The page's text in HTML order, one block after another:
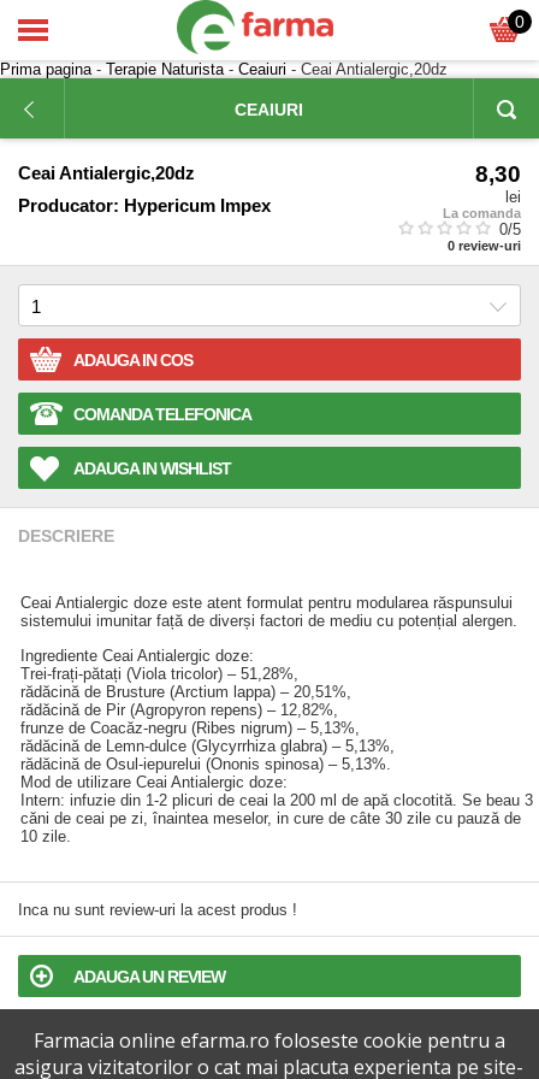
0
Prima pagina- Terapie Naturista- Ceaiuri - Ceai Antialergic,20dz
CEAIURI
Ceai Antialergic,20dz
Producator: Hypericum Impex
8,30
lei
La comanda
0/5
0 review-uri
ADAUGA IN COS
COMANDA TELEFONICA
ADAUGA IN WISHLIST
DESCRIERE
Ceai Antialergic doze este atent formulat pentru modularea răspunsului
sistemului imunitar față de diverși factori de mediu cu potențial alergen.
Ingrediente Ceai Antialergic doze:
Trei-frați-pătați (Viola tricolor) – 51,28%,
rădăcină de Brusture (Arctium lappa) – 20,51%,
rădăcină de Pir (Agropyron repens) – 12,82%,
frunze de Coacăz-negru (Ribes nigrum) – 5,13%,
rădăcină de Lemn-dulce (Glycyrrhiza glabra) – 5,13%,
rădăcină de Osul-iepurelui (Ononis spinosa) – 5,13%.
Mod de utilizare Ceai Antialergic doze:
Intern: infuzie din 1-2 plicuri de ceai la 200 ml de apă clocotită. Se beau 3
căni de ceai pe zi, înaintea meselor, in cure de câte 30 zile cu pauză de
10 zile.
Inca nu sunt review-uri la acest produs !
ADAUGA UN REVIEW
TERMENI SI CONDITII
Farmacia online efarma.ro foloseste cookie pentru a
asigura vizitatorilor o cat mai placuta experienta pe site-